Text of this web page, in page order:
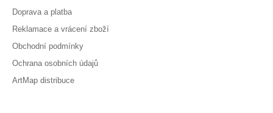
Doprava a platba
Reklamace a vrácení zboží
Obchodní podmínky
Ochrana osobních údajů
ArtMap distribuce